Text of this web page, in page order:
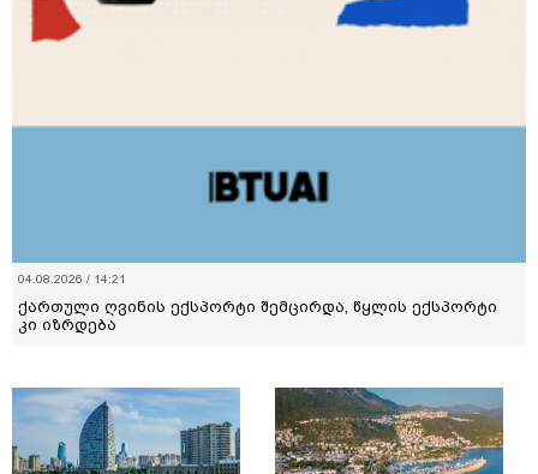
04.08.2026 / 14:21
ქართული ღვინის ექსპორტი შემცირდა, წყლის ექსპორტი
კი იზრდება